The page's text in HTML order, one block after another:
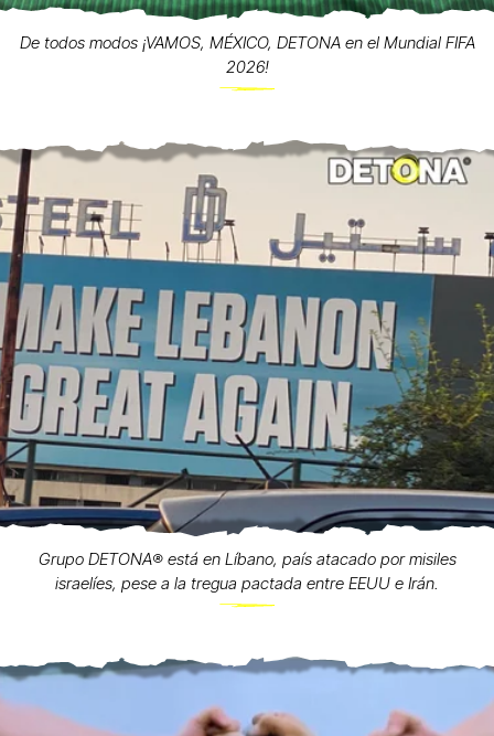
De todos modos ¡VAMOS, MÉXICO, DETONA en el Mundial FIFA
2026!
Grupo DETONA®️ está en Líbano, país atacado por misiles
israelíes, pese a la tregua pactada entre EEUU e Irán.